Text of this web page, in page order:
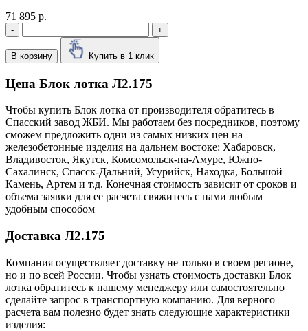
71 895 р.
- +
В корзину Купить в 1 клик
Цена Блок лотка Л2.175
Чтобы купить Блок лотка от производителя обратитесь в
Cпасский завод ЖБИ. Мы работаем без посредников, поэтому
сможем предложить одни из самых низких цен на
железобетонные изделия на дальнем востоке: Хабаровск,
Владивосток, Якутск, Комсомольск-на-Амуре, Южно-
Сахалинск, Спасск-Дальний, Усурийск, Находка, Большой
Камень, Артем и т.д. Конечная стоимость зависит от сроков и
объема заявки для ее расчета свяжитесь с нами любым
удобным способом
Доставка Л2.175
Компания осуществляет доставку не только в своем регионе,
но и по всей России. Чтобы узнать стоимость доставки Блок
лотка обратитесь к нашему менеджеру или самостоятельно
сделайте запрос в транспортную компанию. Для верного
расчета вам полезно будет знать следующие характеристики
изделия: